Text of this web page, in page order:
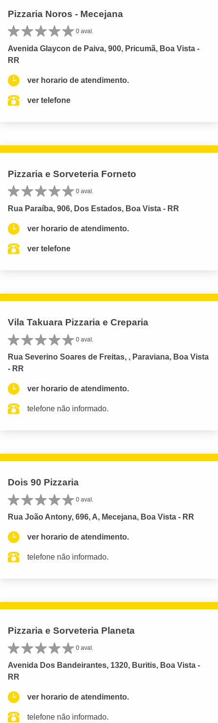
Pizzaria Noros - Mecejana
0 aval.
Avenida Glaycon de Paiva, 900, Pricumã, Boa Vista -
RR
ver horario de atendimento.
ver telefone
Pizzaria e Sorveteria Forneto
0 aval.
Rua Paraíba, 906, Dos Estados, Boa Vista - RR
ver horario de atendimento.
ver telefone
Vila Takuara Pizzaria e Creparia
0 aval.
Rua Severino Soares de Freitas, , Paraviana, Boa Vista
- RR
ver horario de atendimento.
telefone não informado.
Dois 90 Pizzaria
0 aval.
Rua João Antony, 696, A, Mecejana, Boa Vista - RR
ver horario de atendimento.
telefone não informado.
Pizzaria e Sorveteria Planeta
0 aval.
Avenida Dos Bandeirantes, 1320, Buritis, Boa Vista -
RR
ver horario de atendimento.
telefone não informado.